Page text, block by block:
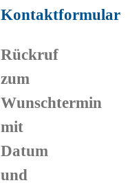
Kontaktformular
Rückruf
zum
Wunschtermin
mit
Datum
und